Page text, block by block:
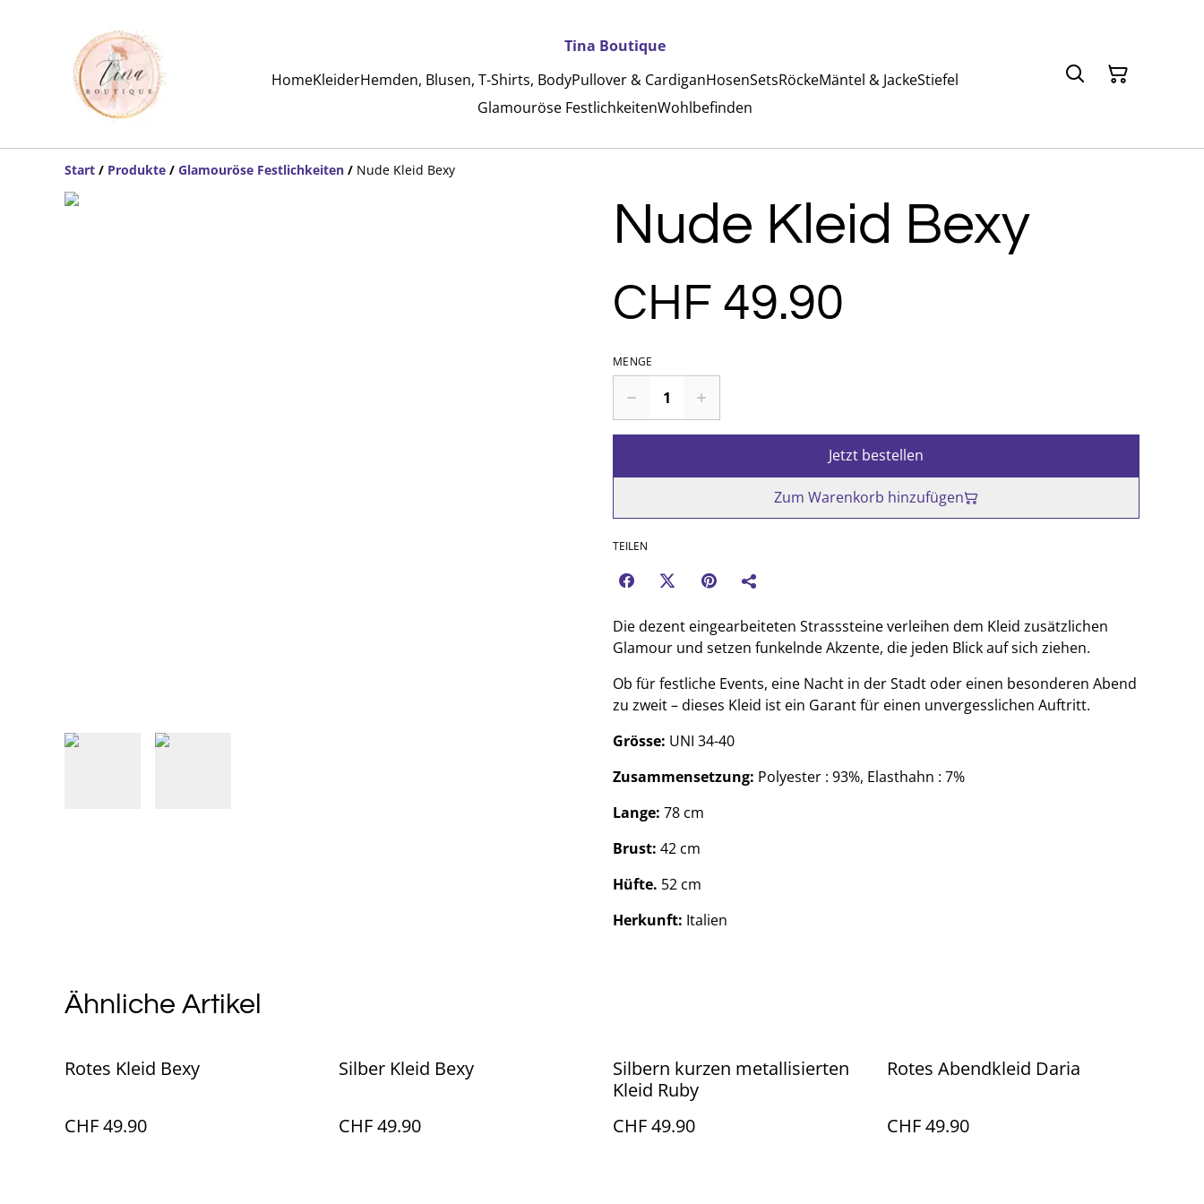
Tina Boutique
HomeKleiderHemden, Blusen, T-Shirts, BodyPullover & CardiganHosenSetsRöckeMäntel & JackeStiefel
Glamouröse FestlichkeitenWohlbefinden
Start / Produkte / Glamouröse Festlichkeiten / Nude Kleid Bexy
Nude Kleid Bexy
CHF 49.90
MENGE
Jetzt bestellen
Zum Warenkorb hinzufügen
TEILEN
Die dezent eingearbeiteten Strasssteine verleihen dem Kleid zusätzlichen
Glamour und setzen funkelnde Akzente, die jeden Blick auf sich ziehen.
Ob für festliche Events, eine Nacht in der Stadt oder einen besonderen Abend
zu zweit – dieses Kleid ist ein Garant für einen unvergesslichen Auftritt.
Grösse: UNI 34-40
Zusammensetzung: Polyester : 93%, Elasthahn : 7%
Lange: 78 cm
Brust: 42 cm
Hüfte. 52 cm
Herkunft: Italien
Ähnliche Artikel
Rotes Kleid Bexy
CHF 49.90
Silber Kleid Bexy
CHF 49.90
Silbern kurzen metallisierten
Kleid Ruby
CHF 49.90
Rotes Abendkleid Daria
CHF 49.90